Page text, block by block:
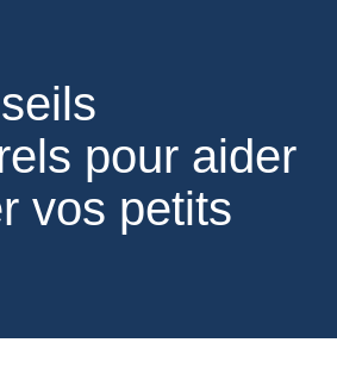
pour aider
vos petits